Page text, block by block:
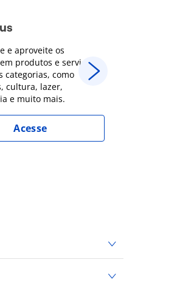
e aproveite os
produtos e serviços
categorias, como
cultura, lazer,
e muito mais.
Acesse